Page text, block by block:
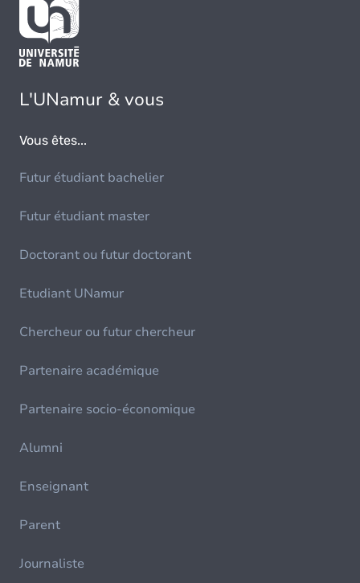
L'UNamur & vous
Vous êtes...
Futur étudiant bachelier
Futur étudiant master
Doctorant ou futur doctorant
Etudiant UNamur
Chercheur ou futur chercheur
Partenaire académique
Partenaire socio-économique
Alumni
Enseignant
Parent
Journaliste